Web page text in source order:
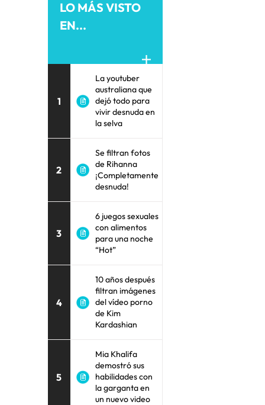
LO MÁS VISTO
EN...
1
La youtuber
australiana que
dejó todo para
vivir desnuda en
la selva
2
Se filtran fotos
de Rihanna
¡Completamente
desnuda!
3
6 juegos sexuales
con alimentos
para una noche
“Hot”
4
10 años después
filtran imágenes
del vídeo porno
de Kim
Kardashian
5
Mia Khalifa
demostró sus
habilidades con
la garganta en
un nuevo video